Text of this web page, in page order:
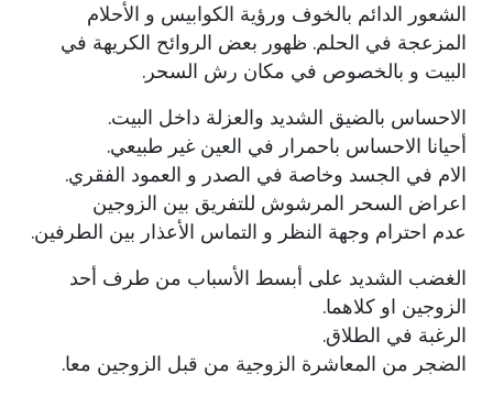
الشعور الدائم بالخوف ورؤية الكوابيس و الأحلام
المزعجة في الحلم. ظهور بعض الروائح الكريهة في
البيت و بالخصوص في مكان رش السحر.
الاحساس بالضيق الشديد والعزلة داخل البيت.
أحيانا الاحساس باحمرار في العين غير طبيعي.
الام في الجسد وخاصة في الصدر و العمود الفقري.
اعراض السحر المرشوش للتفريق بين الزوجين
عدم احترام وجهة النظر و التماس الأعذار بين الطرفين.
الغضب الشديد على أبسط الأسباب من طرف أحد
الزوجين او كلاهما.
الرغبة في الطلاق.
الضجر من المعاشرة الزوجية من قبل الزوجين معا.